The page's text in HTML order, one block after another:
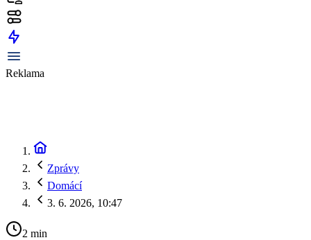
Reklama
Zprávy
Domácí
3. 6. 2026, 10:47
2 min